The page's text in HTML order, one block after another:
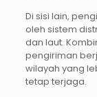
Di sisi lain,
oleh sistem
dan laut.
pengiriman
wilayah yang
tetap terjaga.